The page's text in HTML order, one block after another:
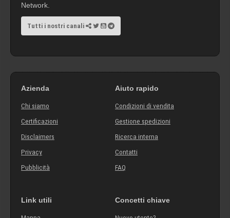
Network.
Tutti i nostri canali
Azienda
Chi siamo
Certificazioni
Disclaimers
Privacy
Pubblicità
Aiuto rapido
Condizioni di vendita
Gestione spedizioni
Ricerca interna
Contatti
FAQ
Link utili Concetti chiave